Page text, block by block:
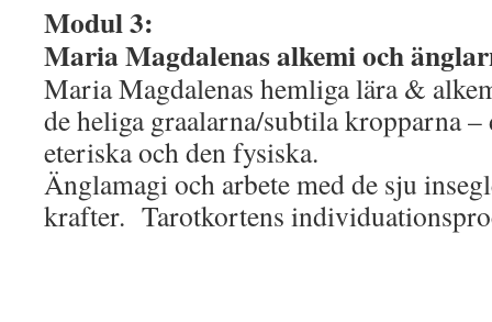
Modul 3:
Maria Magdalenas alkemi och
Maria Magdalenas hemliga lära &
de heliga graalarna/subtila kropparna –
eteriska och den fysiska.
Änglamagi och arbete med de sju
krafter. Tarotkortens